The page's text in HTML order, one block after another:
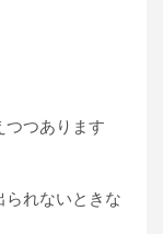
つつあります
られないときな